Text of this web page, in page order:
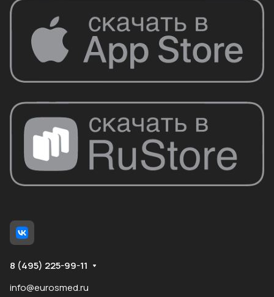
8 (495) 225-99-11
info@eurosmed.ru